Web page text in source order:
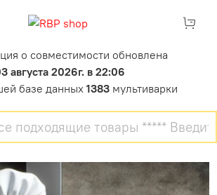
о совместимости обновлена
августа 2026г. в 22:06
базе данных1383 мультиварки